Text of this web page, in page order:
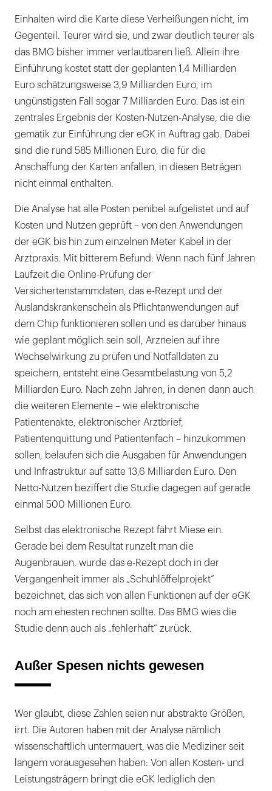
Einhalten wird die Karte diese Verheißungen nicht, im
Gegenteil. Teurer wird sie, und zwar deutlich teurer als
das BMG bisher immer verlautbaren ließ. Allein ihre
Einführung kostet statt der geplanten 1,4 Milliarden
Euro schätzungsweise 3,9 Milliarden Euro, im
ungünstigsten Fall sogar 7 Milliarden Euro. Das ist ein
zentrales Ergebnis der Kosten-Nutzen-Analyse, die die
gematik zur Einführung der eGK in Auftrag gab. Dabei
sind die rund 585 Millionen Euro, die für die
Anschaffung der Karten anfallen, in diesen Beträgen
nicht einmal enthalten.
Die Analyse hat alle Posten penibel aufgelistet und auf
Kosten und Nutzen geprüft – von den Anwendungen
der eGK bis hin zum einzelnen Meter Kabel in der
Arztpraxis. Mit bitterem Befund: Wenn nach fünf Jahren
Laufzeit die Online-Prüfung der
Versichertenstammdaten, das e-Rezept und der
Auslandskrankenschein als Pflichtanwendungen auf
dem Chip funktionieren sollen und es darüber hinaus
wie geplant möglich sein soll, Arzneien auf ihre
Wechselwirkung zu prüfen und Notfalldaten zu
speichern, entsteht eine Gesamtbelastung von 5,2
Milliarden Euro. Nach zehn Jahren, in denen dann auch
die weiteren Elemente – wie elektronische
Patientenakte, elektronischer Arztbrief,
Patientenquittung und Patientenfach – hinzukommen
sollen, belaufen sich die Ausgaben für Anwendungen
und Infrastruktur auf satte 13,6 Milliarden Euro. Den
Netto-Nutzen beziffert die Studie dagegen auf gerade
einmal 500 Millionen Euro.
Selbst das elektronische Rezept fährt Miese ein.
Gerade bei dem Resultat runzelt man die
Augenbrauen, wurde das e-Rezept doch in der
Vergangenheit immer als „Schuhlöffelprojekt“
bezeichnet, das sich von allen Funktionen auf der eGK
noch am ehesten rechnen sollte. Das BMG wies die
Studie denn auch als „fehlerhaft“ zurück.
Außer Spesen nichts gewesen
Wer glaubt, diese Zahlen seien nur abstrakte Größen,
irrt. Die Autoren haben mit der Analyse nämlich
wissenschaftlich untermauert, was die Mediziner seit
langem vorausgesehen haben: Von allen Kosten- und
Leistungsträgern bringt die eGK lediglich den